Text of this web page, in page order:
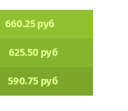
660.25 руб
625.50 руб
590.75 руб